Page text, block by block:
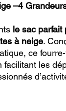
–4
le sac parfait
à neige.
ce
facilitant les